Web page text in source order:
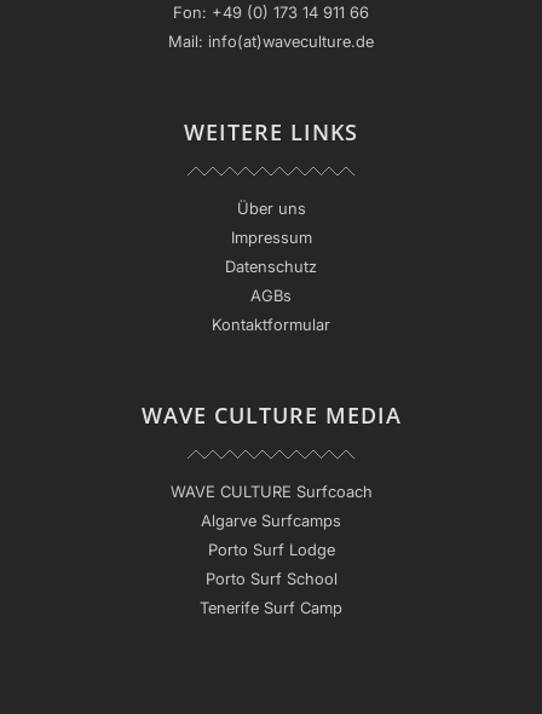
Fon: +49 (0) 173 14 911 66
Mail: info(at)waveculture.de
WEITERE LINKS
Über uns
Impressum
Datenschutz
AGBs
Kontaktformular
WAVE CULTURE MEDIA
WAVE CULTURE Surfcoach
Algarve Surfcamps
Porto Surf Lodge
Porto Surf School
Tenerife Surf Camp